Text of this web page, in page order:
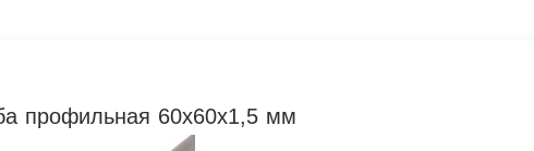
профильная 60х60х1,5 мм